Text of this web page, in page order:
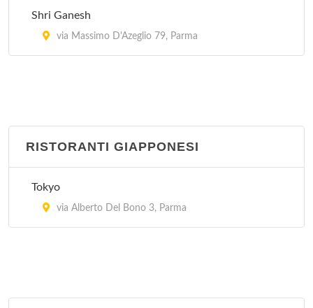
Shri Ganesh
via Massimo D'Azeglio 79, Parma
RISTORANTI GIAPPONESI
Tokyo
via Alberto Del Bono 3, Parma